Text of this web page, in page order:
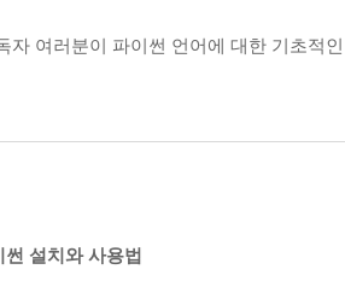
자 여러분이 파이썬 언어에 대한 기초적
썬 설치와 사용법